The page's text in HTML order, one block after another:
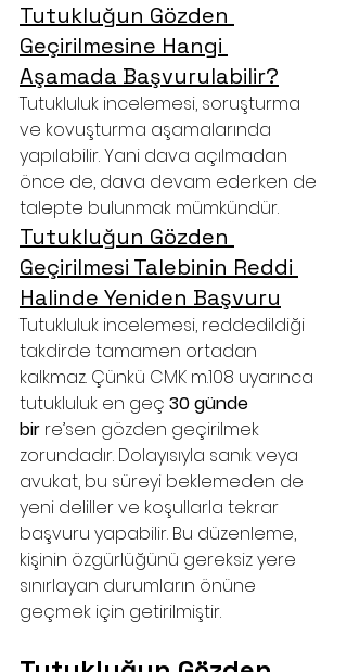
Tutukluğun Gözden
Geçirilmesine Hangi
Aşamada Başvurulabilir?
Tutukluluk incelemesi, soruşturma
ve kovuşturma aşamalarında
yapılabilir. Yani dava açılmadan
önce de, dava devam ederken de
talepte bulunmak mümkündür.
Tutukluğun Gözden
Geçirilmesi Talebinin Reddi
Halinde Yeniden Başvuru
Tutukluluk incelemesi, reddedildiği
takdirde tamamen ortadan
kalkmaz. Çünkü CMK m.108 uyarınca
tutukluluk en geç 30 günde
bir re’sen gözden geçirilmek
zorundadır. Dolayısıyla sanık veya
avukat, bu süreyi beklemeden de
yeni deliller ve koşullarla tekrar
başvuru yapabilir. Bu düzenleme,
kişinin özgürlüğünü gereksiz yere
sınırlayan durumların önüne
geçmek için getirilmiştir.